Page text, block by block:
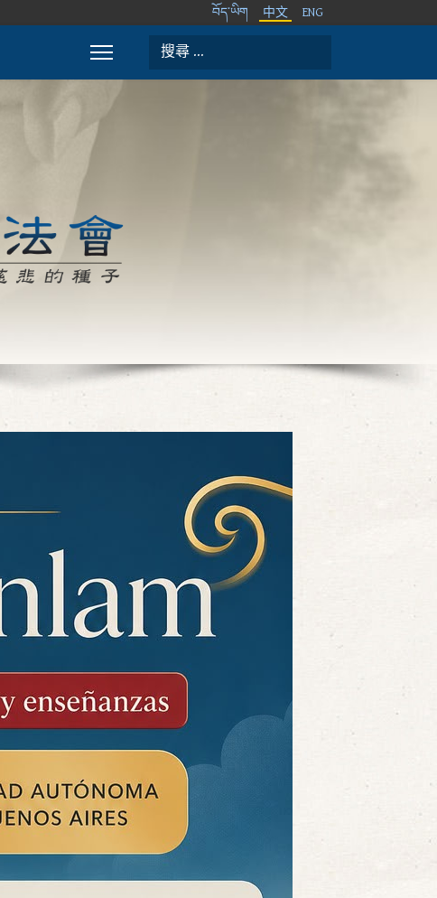
བོད་ཡིག 中文 ENG
搜索
Type 2 or more characters for results.